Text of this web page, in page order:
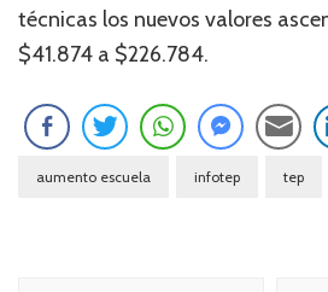
técnicas los nuevos valores
$41.874 a $226.784.
aumento escuela infotep tep